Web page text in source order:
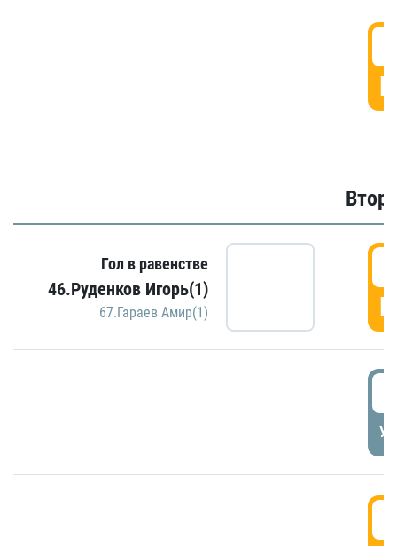
Гол в равенстве
46.Руденков Игорь(1)
67.Гараев Амир(1)